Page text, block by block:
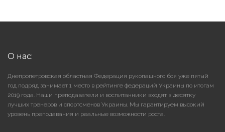
О нас:
Днепропетровская областная Федерация рукопашного боя уже пятый
год подряд занимает 1 место в рейтинге федераций Украины по итогам
2019 года. Наши преподаватели и воспитанники входят в десятку
лучших тренеров и спортсменов Украины. Мы гарантируем высокий
уровень преподавания и реальные возможности роста.